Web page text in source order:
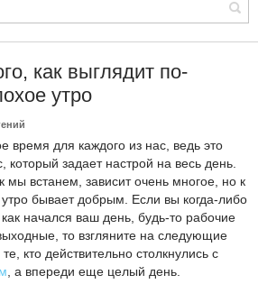
как выглядит по-
утро
время для каждого из нас, ведь это
задает настрой на весь день.
мы встанем, зависит очень многое, но к
бывает добрым. Если вы когда-либо
начался ваш день, будь-то рабочие
то взгляните на следующие
кто действительно столкнулись с
, а впереди еще целый день.